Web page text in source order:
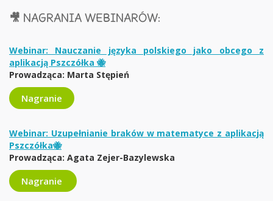
🎥 NAGRANIA WEBINARÓW:
Webinar: Nauczanie języka polskiego jako obcego z
aplikacją Pszczółka 🐝
Prowadząca: Marta Stępień
Nagranie
Webinar: Uzupełnianie braków w matematyce z aplikacją
Pszczółka🐝
Prowadząca: Agata Zejer-Bazylewska
Nagranie